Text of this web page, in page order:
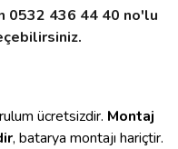
0532 436 44 40 no'lu
ücretsizdir. Montaj
, batarya montajı hariçtir.